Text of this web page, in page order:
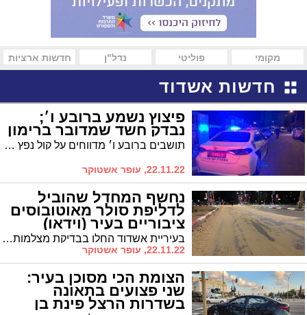
מקומי פוליטי נדל"ן חדשות ארציות
חדשות אשדוד
פיצוץ נשמע ברובע ו׳;
נבדק חשד שמדובר ברימון
תושבים ברובע ו׳ מדווחים על קול נפץ חזק שנשמע הערב ברובע ו׳. כוחות משטרה סורקים וטרם ברור אם מדובר בהשלכת רימון
22.11.22, עופר אשטוקר
נחשף המחדל שהוביל
לדליפת סולר מאוטובוסים
ציבוריים בעיר (וידאו)
בעיריית אשדוד החלו בבדיקת מצלמות 'מוקד רואה' שם גילו מה הוביל למחדל החמור * ליטרים רבים של סולר זלגו מאוטובוסים של אפיקים ושל חברה פרטית נוספת בכבישים רבים ברחבי העיר * בנס גדול זה נגמר רק בתאונת שרשרת קלה בלבד ברובע ז'
22.11.22, עופר אשטוקר
הצומת הכי מסוכן בעיר:
שני פצועים בתאונה
בשדרות הרצל פינת בן